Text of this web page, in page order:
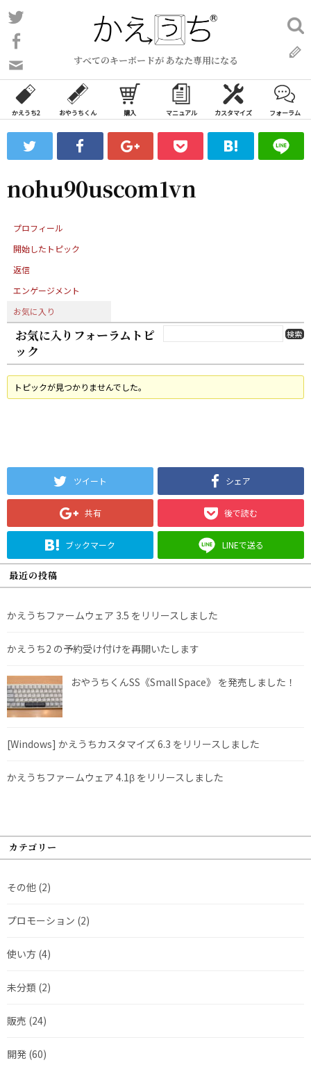
コ
ン
ン
ツ
ス
ッ
すべてのキーボードが あなた専用になる
い
合
わ
フ
ォ
ム
検
索:
かえうち2 おやうちくん 購入 マニュアル カスタマイズ フォーラム
nohu90uscom1vn
プロフィール
開始したトピック
返信
エンゲージメント
お気に入り
お気に入りフォーラムトピ
ック
トピックが見つかりませんでした。
ツイート シェア
共有 後で読む
ブックマーク LINEで送る
最近の投稿
かえうちファームウェア 3.5 をリリースしました
かえうち2 の予約受け付けを再開いたします
おやうちくんSS《Small Space》 を発売しました！
[Windows] かえうちカスタマイズ 6.3 をリリースしました
かえうちファームウェア 4.1β をリリースしました
カテゴリー
その他 (2)
プロモーション (2)
使い方 (4)
未分類 (2)
販売 (24)
開発 (60)